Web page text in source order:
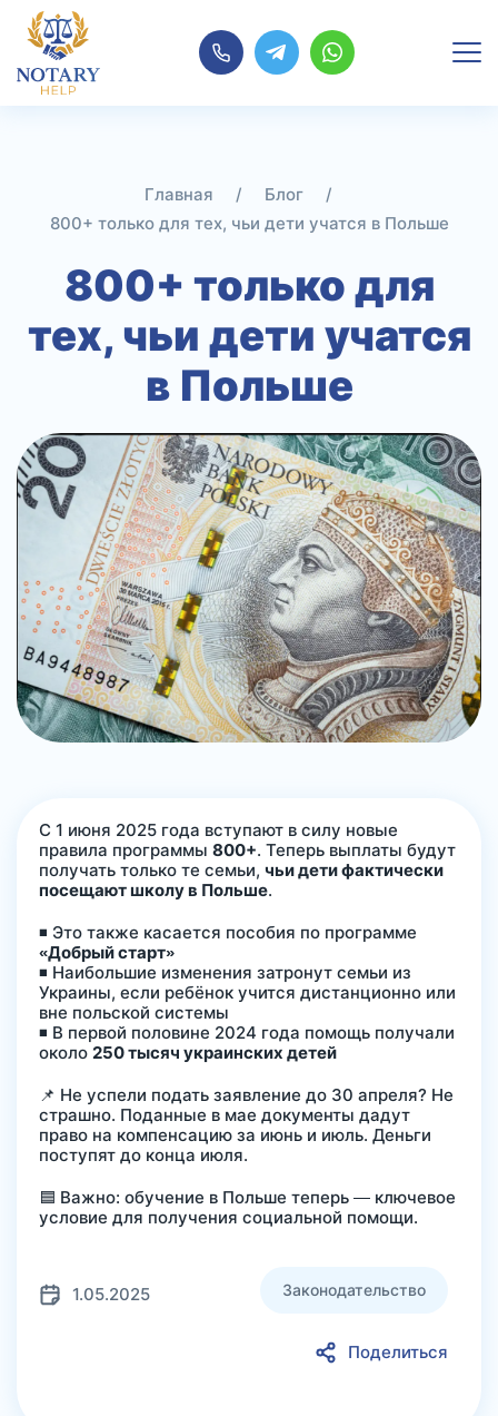
Перейти
содержимому
Главная / Блог
/
800+ только для тех, чьи дети учатся в Польше
800+ только для
тех, чьи дети учатся
в Польше
С 1 июня 2025 года вступают в силу новые
правила программы 800+. Теперь выплаты будут
получать только те семьи, чьи дети фактически
посещают школу в Польше.
◾️ Это также касается пособия по программе
«Добрый старт»
◾️ Наибольшие изменения затронут семьи из
Украины, если ребёнок учится дистанционно или
вне польской системы
◾️ В первой половине 2024 года помощь получали
около 250 тысяч украинских детей
📌 Не успели подать заявление до 30 апреля? Не
страшно. Поданные в мае документы дадут
право на компенсацию за июнь и июль. Деньги
поступят до конца июля.
🟦 Важно: обучение в Польше теперь — ключевое
условие для получения социальной помощи.
1.05.2025 Законодательство
Поделиться